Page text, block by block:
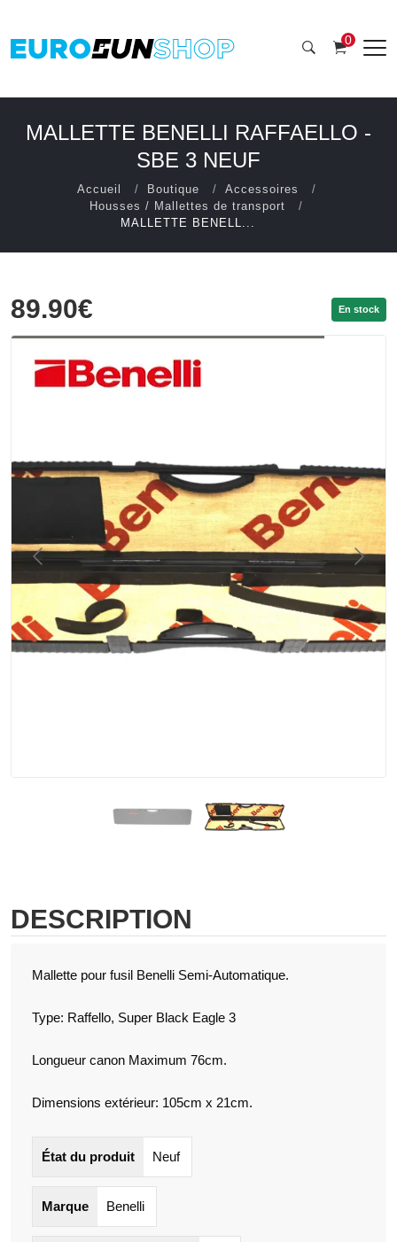
0
MALLETTE BENELLI RAFFAELLO -
SBE 3 NEUF
Accueil Boutique
Accessoires
Housses / Mallettes de transport
MALLETTE BENELL...
89.90€ En stock
DESCRIPTION
Mallette pour fusil Benelli Semi-Automatique.
Type: Raffello, Super Black Eagle 3
Longueur canon Maximum 76cm.
Dimensions extérieur: 105cm x 21cm.
État du produit Neuf
Marque Benelli